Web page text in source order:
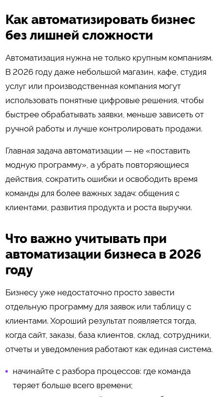
Как автоматизировать бизнес
без лишней сложности
Автоматизация нужна не только крупным компаниям.
В 2026 году даже небольшой магазин, кафе, студия
услуг или производственная компания могут
использовать понятные цифровые решения, чтобы
быстрее обрабатывать заявки, меньше зависеть от
ручной работы и лучше контролировать продажи.
Главная задача автоматизации — не «поставить
модную программу», а убрать повторяющиеся
действия, сократить ошибки и освободить время
команды для более важных задач: общения с
клиентами, развития продукта и роста выручки.
Что важно учитывать при
автоматизации бизнеса в 2026
году
Бизнесу уже недостаточно просто завести
отдельную программу для заявок или таблицу с
клиентами. Хороший результат появляется тогда,
когда сайт, заказы, база клиентов, склад, сотрудники,
отчеты и уведомления работают как единая система.
начинайте с разбора процессов: где команда
теряет больше всего времени;